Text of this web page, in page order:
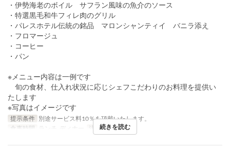
・伊勢海老のボイル サフラン風味の魚介のソース
・特選黒毛和牛フィレ肉のグリル
・パレスホテル伝統の銘品 マロンシャンティイ バニラ添え
・フロマージュ
・コーヒー
・パン
※メニュー内容は一例です
旬の食材、仕入れ状況に応じシェフこだわりのお料理を提供い
たします
※写真はイメージです
提示条件 別途サービス料10％を頂戴いたします。
食事時間
ランチ, ディナー 注文数制限 1 ~ 8
続きを読む